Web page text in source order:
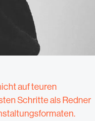
auf teuren
Schritte als Redner